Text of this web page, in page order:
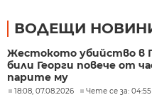
ВОДЕЩИ
Жестокото убийство в
били Георги повече от
парите му
18:08, 07.08.2026 Чете се за: